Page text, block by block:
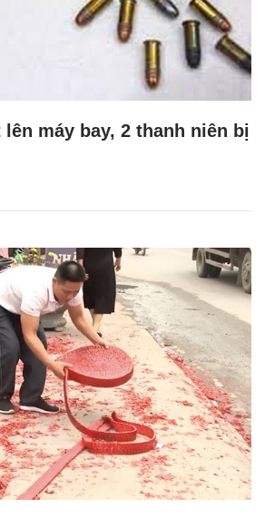
lên máy bay, 2 thanh niên bị